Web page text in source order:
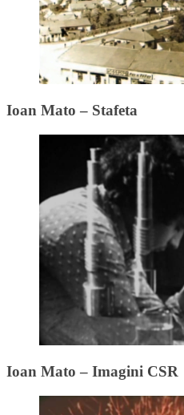
Ioan Mato – Stafeta
Ioan Mato – Imagini CSR